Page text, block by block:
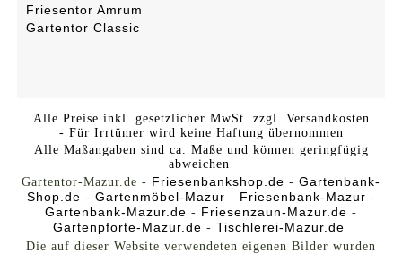
Friesentor Amrum
Gartentor Classic
Alle Preise inkl. gesetzlicher MwSt. zzgl. Versandkosten
- Für Irrtümer wird keine Haftung übernommen
Alle Maßangaben sind ca. Maße und können geringfügig
abweichen
Gartentor-Mazur.de - Friesenbankshop.de - Gartenbank-
Shop.de - Gartenmöbel-Mazur - Friesenbank-Mazur -
Gartenbank-Mazur.de - Friesenzaun-Mazur.de -
Gartenpforte-Mazur.de - Tischlerei-Mazur.de
Die auf dieser Website verwendeten eigenen Bilder wurden